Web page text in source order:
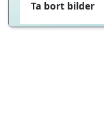
Ta bort bilder